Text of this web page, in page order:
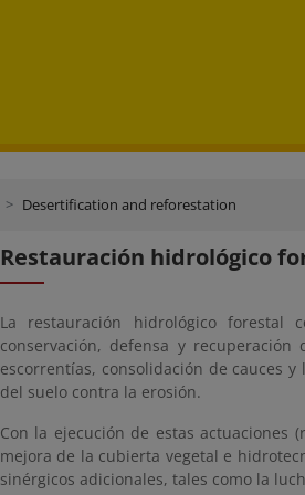
Desertification and reforestation
Restauración hidrológico
La restauración hidrológico forestal
conservación, defensa y
escorrentías, consolidación de cauces
del suelo contra la erosión.
Con la ejecución de estas actuaciones
mejora de la cubierta vegetal e
sinérgicos adicionales, tales como la